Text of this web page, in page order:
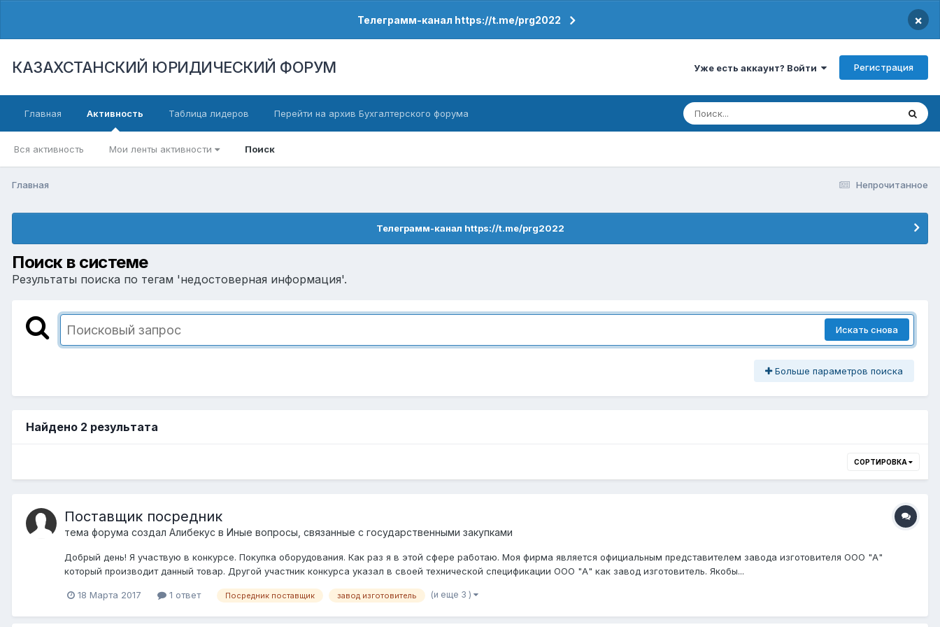
Телеграмм-канал https://t.me/prg2022 ×
КАЗАХСТАНСКИЙ ЮРИДИЧЕСКИЙ ФОРУМ Уже есть аккаунт? Войти Регистрация
Главная Активность
Вся активность Мои ленты активности Поиск
Таблица лидеров Перейти на архив Бухгалтерского форума
Непрочитанное
Главная
Телеграмм-канал https://t.me/prg2022
Поиск в системе
Результаты поиска по тегам 'недостоверная информация'.
Искать снова
Больше параметров поиска
Найдено 2 результата
СОРТИРОВКА
Поставщик посредник
тема форума создал Алибекус в Иные вопросы, связанные с государственными закупками
Добрый день! Я участвую в конкурсе. Покупка оборудования. Как раз я в этой сфере работаю. Моя фирма является официальным представителем завода изготовителя ООО "А"
который производит данный товар. Другой участник конкурса указал в своей технической спецификации ООО "А" как завод изготовитель. Якобы...
18 Марта 2017 1 ответ Посредник поставщик завод изготовитель (и еще 3 )